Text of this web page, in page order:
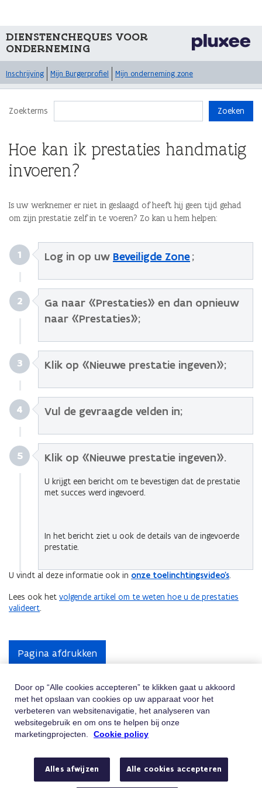
DIENSTENCHEQUES VOOR
ONDERNEMING
Inschrijving Mijn Burgerprofiel Mijn onderneming zone
Zoekterms Zoeken
Hoe kan ik prestaties handmatig
invoeren?
Is uw werknemer er niet in geslaagd of heeft hij geen tijd gehad
om zijn prestatie zelf in te voeren? Zo kan u hem helpen:
1 Log in op uw Beveiligde Zone;
2
Ga naar «Prestaties» en dan opnieuw
naar «Prestaties»;
3 Klik op «Nieuwe prestatie ingeven»;
4 Vul de gevraagde velden in;
5 Klik op «Nieuwe prestatie ingeven».
U krijgt een bericht om te bevestigen dat de prestatie
met succes werd ingevoerd.
In het bericht ziet u ook de details van de ingevoerde
prestatie.
U vindt al deze informatie ook in onze toelinchtingsvideo's.
Lees ook het volgende artikel om te weten hoe u de prestaties
valideert.
Pagina afdrukken
Hulp Nodig
Vindt u niet wat u zoekt? Contacteer ons
Telefoon
Bel 02/547.54.93
Van maandag tot vrijdag tussen 8u en 18u
Door op “Alle cookies accepteren” te klikken gaat u akkoord
met het opslaan van cookies op uw apparaat voor het
verbeteren van websitenavigatie, het analyseren van
websitegebruik en om ons te helpen bij onze
marketingprojecten.
Cookie policy
Alles afwijzen Alle cookies accepteren